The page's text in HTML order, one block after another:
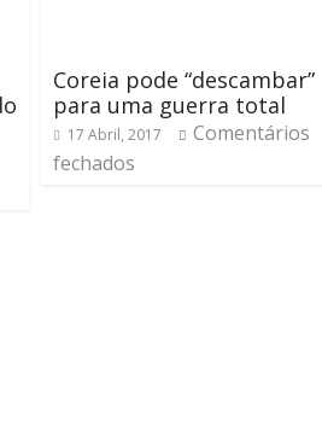
Coreia pode “descambar”
para uma guerra total
17 Abril, 2017
Comentários
fechados